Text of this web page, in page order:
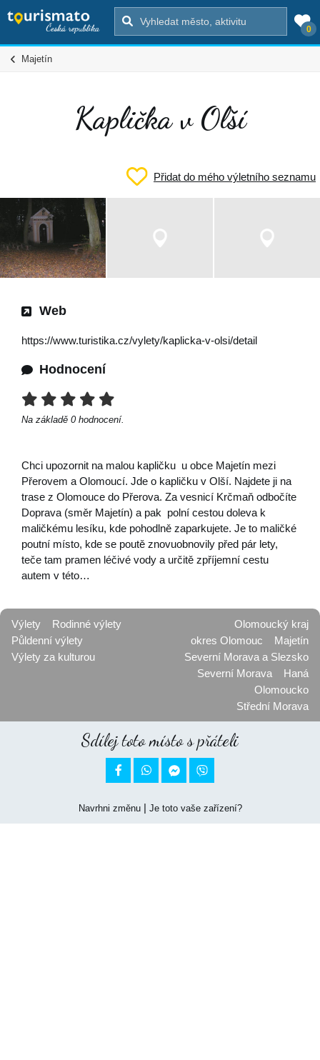
0
Majetín
Kaplička v Olší
Přidat do mého výletního seznamu
Web
https://www.turistika.cz/vylety/kaplicka-v-olsi/detail
Hodnocení
Na základě 0 hodnocení.
Chci upozornit na malou kapličku u obce Majetín mezi
Přerovem a Olomoucí. Jde o kapličku v Olší. Najdete ji na
trase z Olomouce do Přerova. Za vesnicí Krčmaň odbočíte
Doprava (směr Majetín) a pak polní cestou doleva k
maličkému lesíku, kde pohodlně zaparkujete. Je to maličké
poutní místo, kde se poutě znovuobnovily před pár lety,
teče tam pramen léčivé vody a určitě zpříjemní cestu
autem v této…
Výlety
Rodinné výlety
Půldenní výlety
Výlety za kulturou
Olomoucký kraj
okres Olomouc
Majetín
Severní Morava a Slezsko
Severní Morava
Haná
Olomoucko
Střední Morava
Sdílej toto místo s přáteli
 
Navrhni změnu| Je toto vaše zařízení?